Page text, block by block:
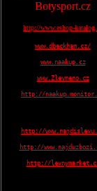
Botysport.cz
http://www.eshop-
www.dbeckham.cz/
www.naakup.cz
www.Zlevneno.cz
http://
http://
http://
http://